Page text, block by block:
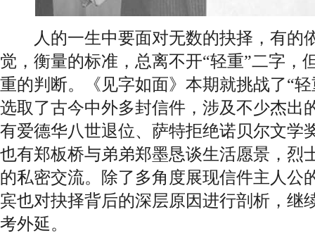
人的一生中要面对无数的抉择，有的
觉，衡量的标准，总离不开“轻重”二字，
重的判断。《见字如面》本期就挑战了“
选取了古今中外多封信件，涉及不少杰出
有爱德华八世退位、萨特拒绝诺贝尔文学
也有郑板桥与弟弟郑墨恳谈生活愿景，烈
的私密交流。除了多角度展现信件主人公
宾也对抉择背后的深层原因进行剖析，继
考外延。